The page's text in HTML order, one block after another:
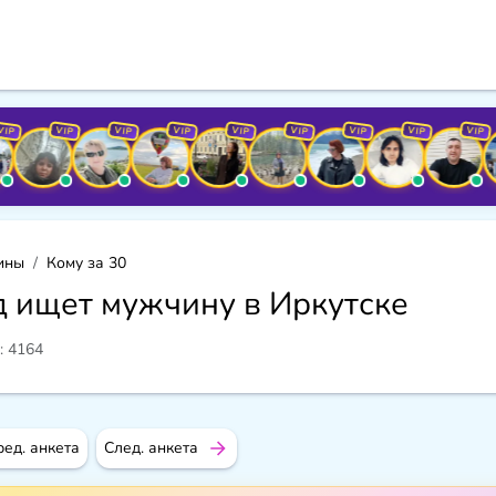
VIP VIP VIP VIP VIP VIP VIP VIP VIP
Кому за 30
ищет мужчину в Иркутске
4164
анкета След. анкета